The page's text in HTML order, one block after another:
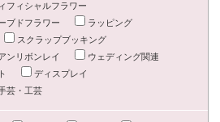
フィシャルフラワー
ブドフラワー
ラッピング
スクラップブッキング
ンリボンレイ
ウェディング関連
ディスプレイ
芸・工芸